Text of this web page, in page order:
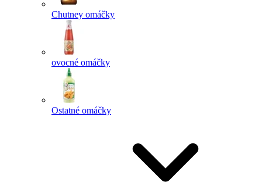
Chutney omáčky
ovocné omáčky
Ostatné omáčky